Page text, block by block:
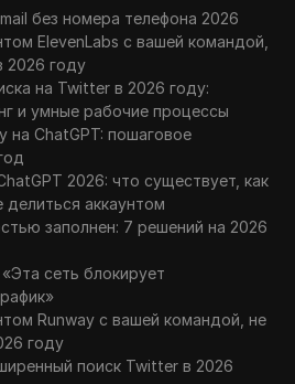
без номера телефона 2026
ElevenLabs с вашей командой,
2026 году
на Twitter в 2026 году:
и умные рабочие процессы
на ChatGPT: пошаговое
2026: что существует, как
делиться аккаунтом
заполнен: 7 решений на 2026
сеть блокирует
Runway с вашей командой, не
году
поиск Twitter в 2026